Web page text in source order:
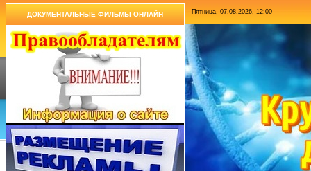
ДОКУМЕНТАЛЬНЫЕ ФИЛЬМЫ ОНЛАЙН Пятница, 07.08.2026, 12:00